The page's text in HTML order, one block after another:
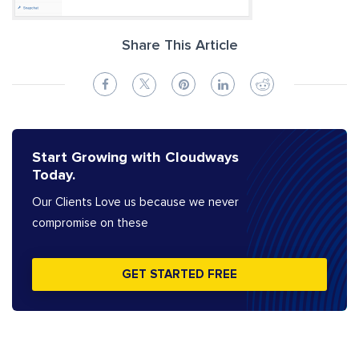
Share This Article
Start Growing with Cloudways
Today.
Our Clients Love us because we never
compromise on these
GET STARTED FREE